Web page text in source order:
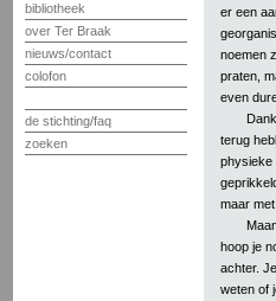
bibliotheek
over Ter Braak
nieuws/contact
colofon
de stichting/faq
zoeken
er een
noemen
praten,
even
terug
physieke
maar
hoop je
achter.
weten of